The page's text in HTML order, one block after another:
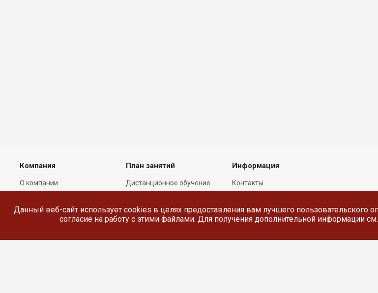
Данный веб-сайт использует cookies в целях предоставления вам лучшего пользовательского
согласие на работу с этими файлами. Для получения дополнительной информации см.
Компания
О компании
Сотрудники
План занятий
Дистанционное обучение
документов
Информация
Контакты
Политика в отношении
обработки персональных